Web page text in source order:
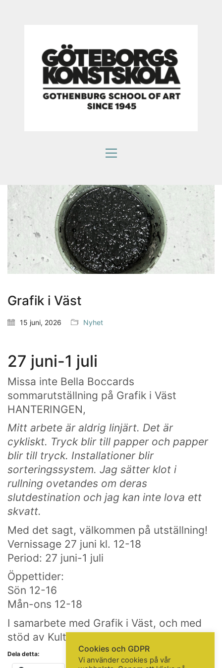
Grafik i Väst
15 juni, 2026 Nyhet
27 juni-1 juli
Missa inte Bella Boccards
sommarutställning på Grafik i Väst
HANTERINGEN,
Mitt arbete är aldrig linjärt. Det är
cykliskt. Tryck blir till papper och papper
blir till tryck. Installationer blir
sorteringssystem. Jag sätter klot i
rullning ovetandes om deras
slutdestination och jag kan inte lova ett
skvatt.
Med det sagt, välkommen på utställning!
Vernissage 27 juni kl. 12-18
Period: 27 juni-1 juli
Öppettider:
Sön 12-16
Mån-ons 12-18
I samarbete med Grafik i Väst, och med
stöd av KulturUngdom.
Dela detta:
Som en bra konstskola värnar vi om kreativ
subjektivitet.
själv påverka framtiden.
HITTA OSS
Göteborgs konstskola
Första Långgatan 10,
413 03 Göteborg, Sweden
KONTAKTA OSS
Telefon:+46 31 14 80 61
info@gbgkonstskola.se
Kontaktsida
VAD HÄNDER…
Följ oss på Facebook
Nyhetsbrev? Prenumerera här!
Cookies och GDPR
Vi använder cookies på vår